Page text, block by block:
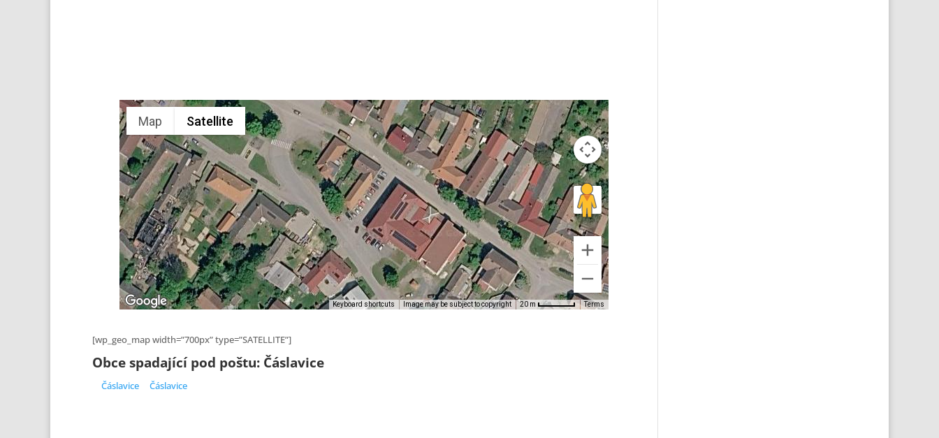
Map Satellite
Keyboard shortcuts Image may be subject to copyright 20 m Terms
[wp_geo_map width=”700px” type=”SATELLITE”]
Obce spadající pod poštu: Čáslavice
Čáslavice Čáslavice